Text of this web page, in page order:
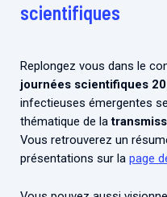
scientifiques
Replongez vous dans le
journées scientifiques
infectieuses émergentes
thématique de la
Vous retrouverez un
présentations sur la page